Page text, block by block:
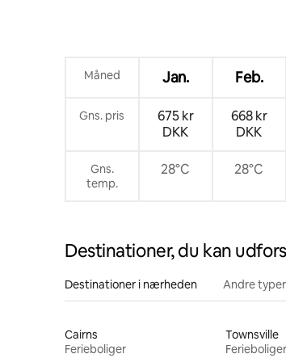
Måned Jan. Feb.
Gns. pris
675 kr
DKK
668 kr
DKK
Gns.
temp.
28°C 28°C
Destinationer, du kan
Destinationer i nærheden Andre
Cairns
Ferieboliger
Townsville
Ferieboliger